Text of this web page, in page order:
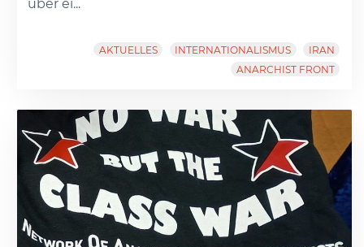
über ei...
AKTUELLES INTERNATIONALISMUS
IRAN
ANARCHIST FRONT